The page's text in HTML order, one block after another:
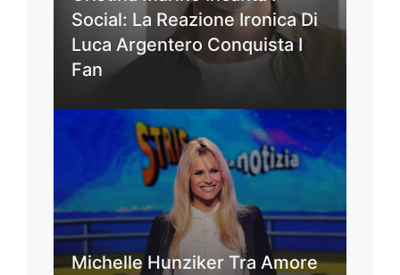
Social: La Reazione Ironica Di
Luca Argentero Conquista I
Fan
Michelle Hunziker Tra Amore